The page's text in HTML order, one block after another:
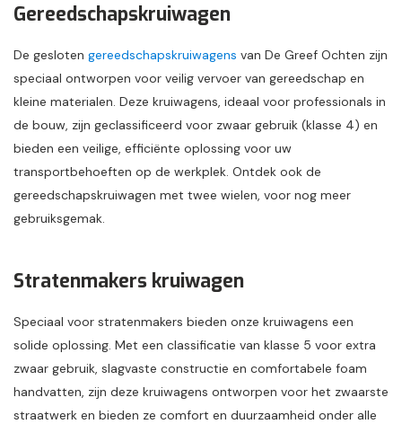
Gereedschapskruiwagen
De gesloten gereedschapskruiwagens van De Greef Ochten zijn
speciaal ontworpen voor veilig vervoer van gereedschap en
kleine materialen. Deze kruiwagens, ideaal voor professionals in
de bouw, zijn geclassificeerd voor zwaar gebruik (klasse 4) en
bieden een veilige, efficiënte oplossing voor uw
transportbehoeften op de werkplek. Ontdek ook de
gereedschapskruiwagen met twee wielen, voor nog meer
gebruiksgemak.
Stratenmakers kruiwagen
Speciaal voor stratenmakers bieden onze kruiwagens een
solide oplossing. Met een classificatie van klasse 5 voor extra
zwaar gebruik, slagvaste constructie en comfortabele foam
handvatten, zijn deze kruiwagens ontworpen voor het zwaarste
straatwerk en bieden ze comfort en duurzaamheid onder alle